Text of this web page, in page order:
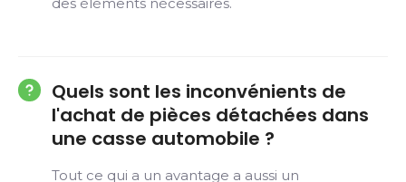
Quels sont les inconvénients de
l'achat de pièces détachées dans
une casse automobile ?
Tout ce qui a un avantage a aussi un